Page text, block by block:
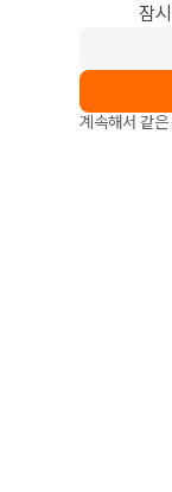
잠
계속해서 같